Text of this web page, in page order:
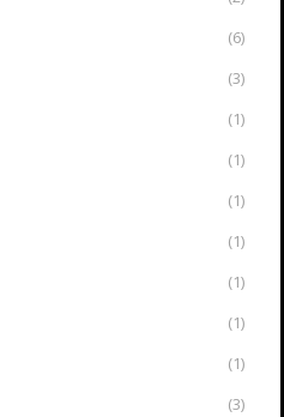
(6)
(3)
(1)
(1)
(1)
(1)
(1)
(1)
(1)
(3)